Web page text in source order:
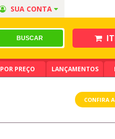
SUA CONTA
POR PREÇO LANÇAMENTOS
CONFIRA